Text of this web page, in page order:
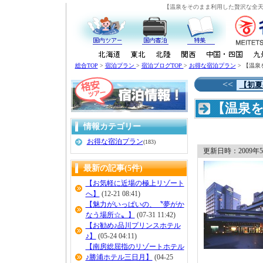
【温泉をそのまま利用した贅沢な全
総合TOP > 宿泊プラン > 宿泊ブログTOP > お得な宿泊プラン > 【温泉
情報カテゴリー
お得な宿泊プラン(183)
最新の記事(5件)
【お気軽に近場の極上リゾート
へ】
(12-21 08:41)
【魅力がいっぱいの、〝夢がか
なう場所☆〟】
(07-31 11:42)
【お勧め♪品川プリンスホテル
♪】
(05-24 04:11)
【南房総屈指のリゾートホテル
♪勝浦ホテル三日月】
(04-25
<< 【初
【温泉
更新日時：2009年